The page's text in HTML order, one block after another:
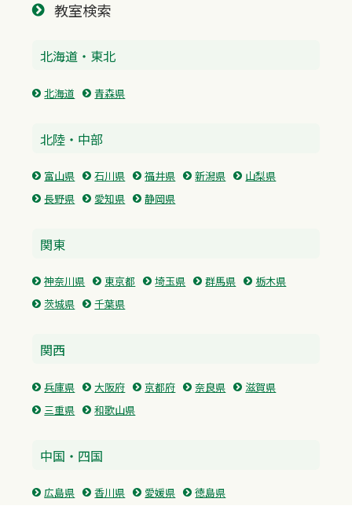
教室検索
北海道・東北
北海道 青森県
北陸・中部
富山県 石川県 福井県 新潟県
山梨県
長野県
愛知県 静岡県
関東
神奈川県 東京都 埼玉県 群馬県
栃木県
茨城県
千葉県
関西
兵庫県 大阪府 京都府 奈良県
滋賀県
三重県
和歌山県
中国・四国
広島県 香川県 愛媛県 徳島県